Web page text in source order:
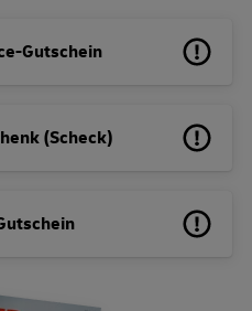
Gutschein
(Scheck)